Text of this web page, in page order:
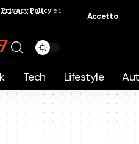
Privacy Policye i
Accetto
Tech Lifestyle